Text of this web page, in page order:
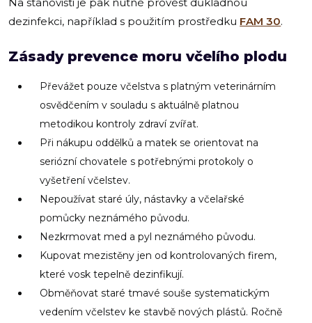
dezinfekci, například s použitím prostředku FAM 30.
Zásady prevence moru včelího plodu
Převážet pouze včelstva s platným veterinárním
osvědčením v souladu s aktuálně platnou
metodikou kontroly zdraví zvířat.
Při nákupu oddělků a matek se orientovat na
seriózní chovatele s potřebnými protokoly o
vyšetření včelstev.
Nepoužívat staré úly, nástavky a včelařské
pomůcky neznámého původu.
Nezkrmovat med a pyl neznámého původu.
Kupovat mezistěny jen od kontrolovaných firem,
které vosk tepelně dezinfikují.
Obměňovat staré tmavé souše systematickým
vedením včelstev ke stavbě nových plástů. Ročně